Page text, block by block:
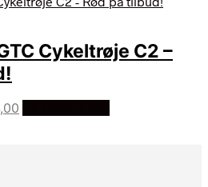
Cykeltrøje C2 –